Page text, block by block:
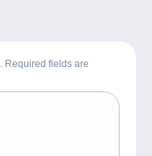
Required fields are